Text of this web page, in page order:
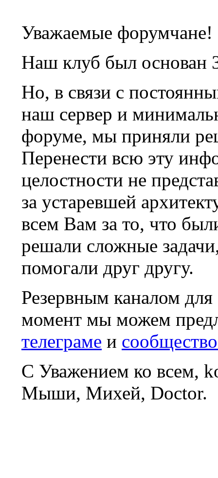
Уважаемые форумчане!
Наш клуб был основан
Но, в связи с
наш сервер и
форуме, мы приняли
Перенести всю эту
целостности не
за устаревшей
всем Вам за то, что
решали сложные
помогали друг другу.
Резервным каналом
момент мы можем
телеграме и
С Уважением ко всем,
Мыши, Михей, Doctor.